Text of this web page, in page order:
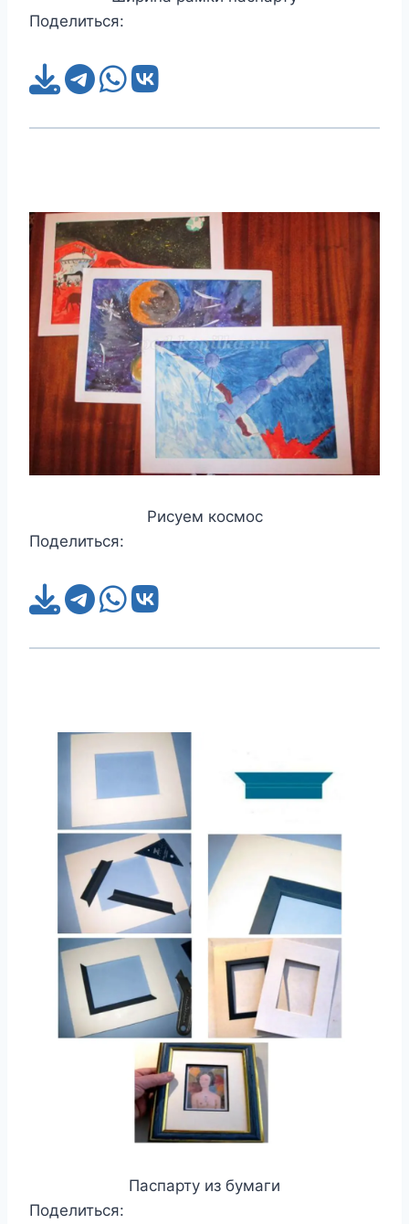
Поделиться:
Рисуем космос
Поделиться:
Паспарту из бумаги
Поделиться: